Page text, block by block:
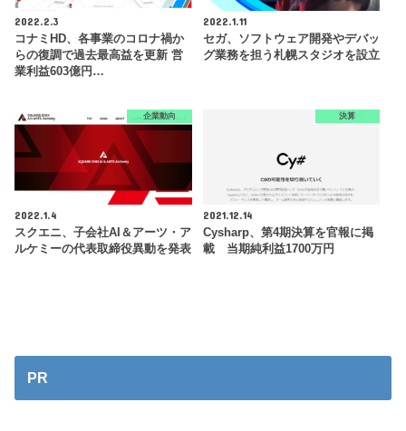
2022.2.3
コナミHD、各事業のコロナ禍か
らの復調で過去最高益を更新 営
業利益603億円…
2022.1.11
セガ、ソフトウェア開発やデバッ
グ業務を担う札幌スタジオを設立
企業動向
2022.1.4
スクエニ、子会社AI＆アーツ・ア
ルケミーの代表取締役異動を発表
決算
2021.12.14
Cysharp、第4期決算を官報に掲
載 当期純利益1700万円
PR